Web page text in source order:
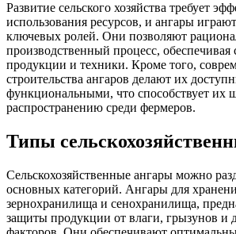
Развитие сельского хозяйства требует
использования ресурсов, и ангары
ключевых ролей. Они позволяют
производственный процесс, обеспечивая
продукции и техники. Кроме того,
строительства ангаров делают их
функциональными, что способствует их
распространению среди фермеров.
Типы
Сельскохозяйственные ангары можно
основных категорий. Ангары для
зернохранилища и сенохранилища,
защиты продукции от влаги, грызунов и